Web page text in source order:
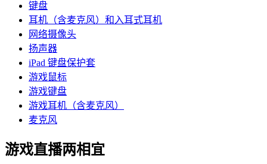
键盘
耳机（含麦克风）和入耳式耳机
网络摄像头
扬声器
iPad 键盘保护套
游戏鼠标
游戏键盘
游戏耳机（含麦克风）
麦克风
游戏直播两相宜